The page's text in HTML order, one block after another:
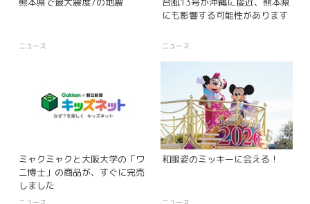
ニュース
にも影響する可能性があります
ニュース
ミャクミャクと大阪大学の「ワ
ニ博士」の商品が、すぐに完売
しました
和服姿のミッキーに会える！